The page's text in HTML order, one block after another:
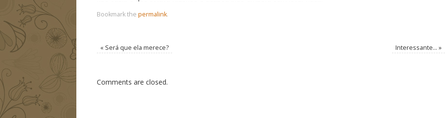
Bookmark the permalink.
« Será que ela merece? Interessante… »
Comments are closed.